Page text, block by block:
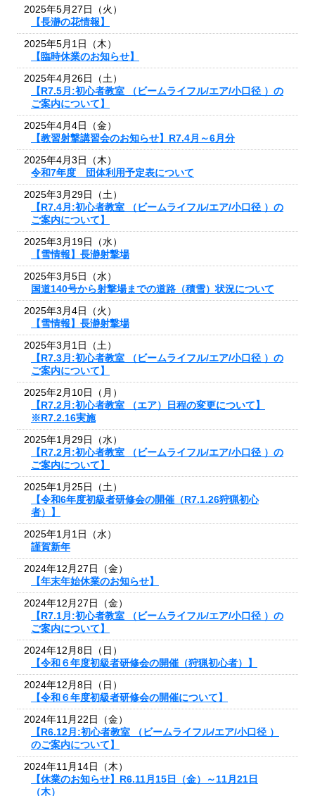
2025年5月27日（火）
【長瀞の花情報】
2025年5月1日（木）
【臨時休業のお知らせ】
2025年4月26日（土）
【R7.5月:初心者教室 （ビームライフル/エア/小口径 ）の
ご案内について】
2025年4月4日（金）
【教習射撃講習会のお知らせ】R7.4月～6月分
2025年4月3日（木）
令和7年度 団体利用予定表について
2025年3月29日（土）
【R7.4月:初心者教室 （ビームライフル/エア/小口径 ）の
ご案内について】
2025年3月19日（水）
【雪情報】長瀞射撃場
2025年3月5日（水）
国道140号から射撃場までの道路（積雪）状況について
2025年3月4日（火）
【雪情報】長瀞射撃場
2025年3月1日（土）
【R7.3月:初心者教室 （ビームライフル/エア/小口径 ）の
ご案内について】
2025年2月10日（月）
【R7.2月:初心者教室 （エア）日程の変更について】
※R7.2.16実施
2025年1月29日（水）
【R7.2月:初心者教室 （ビームライフル/エア/小口径 ）の
ご案内について】
2025年1月25日（土）
【令和6年度初級者研修会の開催（R7.1.26狩猟初心
者）】
2025年1月1日（水）
謹賀新年
2024年12月27日（金）
【年末年始休業のお知らせ】
2024年12月27日（金）
【R7.1月:初心者教室 （ビームライフル/エア/小口径 ）の
ご案内について】
2024年12月8日（日）
【令和６年度初級者研修会の開催（狩猟初心者）】
2024年12月8日（日）
【令和６年度初級者研修会の開催について】
2024年11月22日（金）
【R6.12月:初心者教室 （ビームライフル/エア/小口径 ）
のご案内について】
2024年11月14日（木）
【休業のお知らせ】R6.11月15日（金）～11月21日
（木）